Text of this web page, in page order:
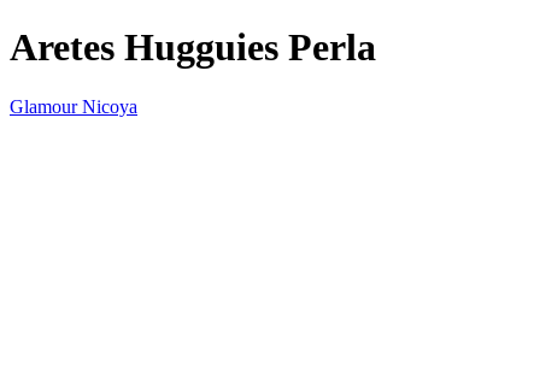
Aretes Hugguies Perla
Glamour Nicoya